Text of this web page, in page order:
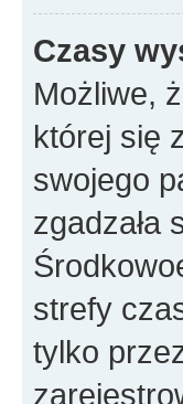
Czasy
Możliwe,
której się
swojego
zgadzała
strefy
tylko